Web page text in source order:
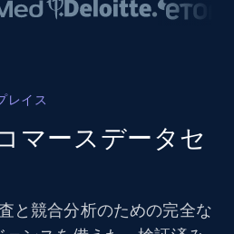
レイス
マースデータセ
と競合分析のための完全な